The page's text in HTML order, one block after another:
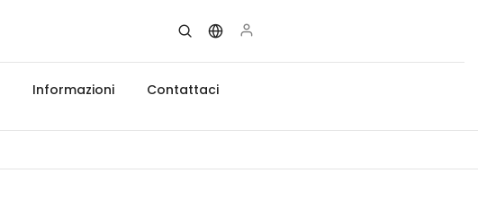
Informazioni Contattaci